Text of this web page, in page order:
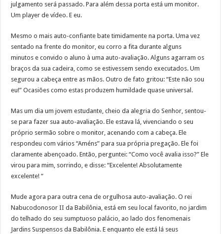
julgamento será passado. Para além dessa porta está um monitor.
Um player de vídeo. E eu.
Mesmo o mais auto-confiante bate timidamente na porta. Uma vez
sentado na frente do monitor, eu corro a fita durante alguns
minutos e convido o aluno à uma auto-avaliação. Alguns agarram os
braços da sua cadeira, como se estivessem sendo executados. Um
segurou a cabeça entre as mãos. Outro de fato gritou: “Este não sou
eu!” Ocasiões como estas produzem humildade quase universal.
Mas um dia um jovem estudante, cheio da alegria do Senhor, sentou-
se para fazer sua auto-avaliação. Ele estava lá, vivenciando o seu
próprio sermão sobre o monitor, acenando com a cabeça. Ele
respondeu com vários “Améns” para sua própria pregação. Ele foi
claramente abençoado. Então, perguntei: “Como você avalia isso?” Ele
virou para mim, sorrindo, e disse: “Excelente! Absolutamente
excelente! “
Mude agora para outra cena de orgulhosa auto-avaliação. O rei
Nabucodonosor II da Babilônia, está em seu local favorito, no jardim
do telhado do seu sumptuoso palácio, ao lado dos fenomenais
Jardins Suspensos da Babilônia. E enquanto ele está lá seus